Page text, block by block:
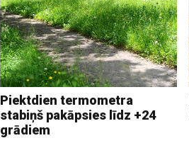
Piektdien termometra
stabiņš pakāpsies līdz +24
grādiem